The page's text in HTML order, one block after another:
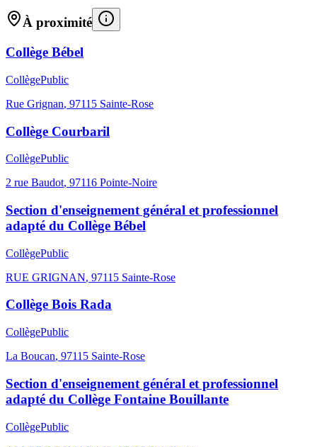
À proximité
Collège Bébel
CollègePublic
Rue Grignan, 97115 Sainte-Rose
Collège Courbaril
CollègePublic
2 rue Baudot, 97116 Pointe-Noire
Section d'enseignement général et professionnel
adapté du Collège Bébel
CollègePublic
RUE GRIGNAN, 97115 Sainte-Rose
Collège Bois Rada
CollègePublic
La Boucan, 97115 Sainte-Rose
Section d'enseignement général et professionnel
adapté du Collège Fontaine Bouillante
CollègePublic